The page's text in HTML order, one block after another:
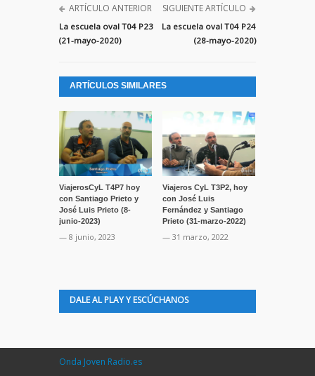
ARTÍCULO ANTERIOR
La escuela oval T04 P23
(21-mayo-2020)
SIGUIENTE ARTÍCULO
La escuela oval T04 P24
(28-mayo-2020)
ARTÍCULOS SIMILARES
ViajerosCyL T4P7 hoy
con Santiago Prieto y
José Luis Prieto (8-
junio-2023)
— 8 junio, 2023
Viajeros CyL T3P2, hoy
con José Luis
Fernández y Santiago
Prieto (31-marzo-2022)
— 31 marzo, 2022
DALE AL PLAY Y ESCÚCHANOS
Onda Joven Radio.es